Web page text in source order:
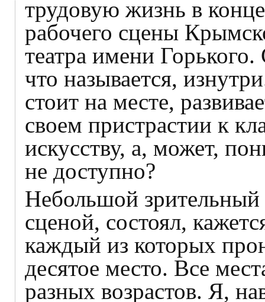
трудовую жизнь в
рабочего сцены
театра имени
что называется,
стоит на месте,
своем пристрастии к
искусству, а, может,
не доступно?
Небольшой зрительный
сценой, состоял,
каждый из которых
десятое место. Все
разных возрастов. Я,